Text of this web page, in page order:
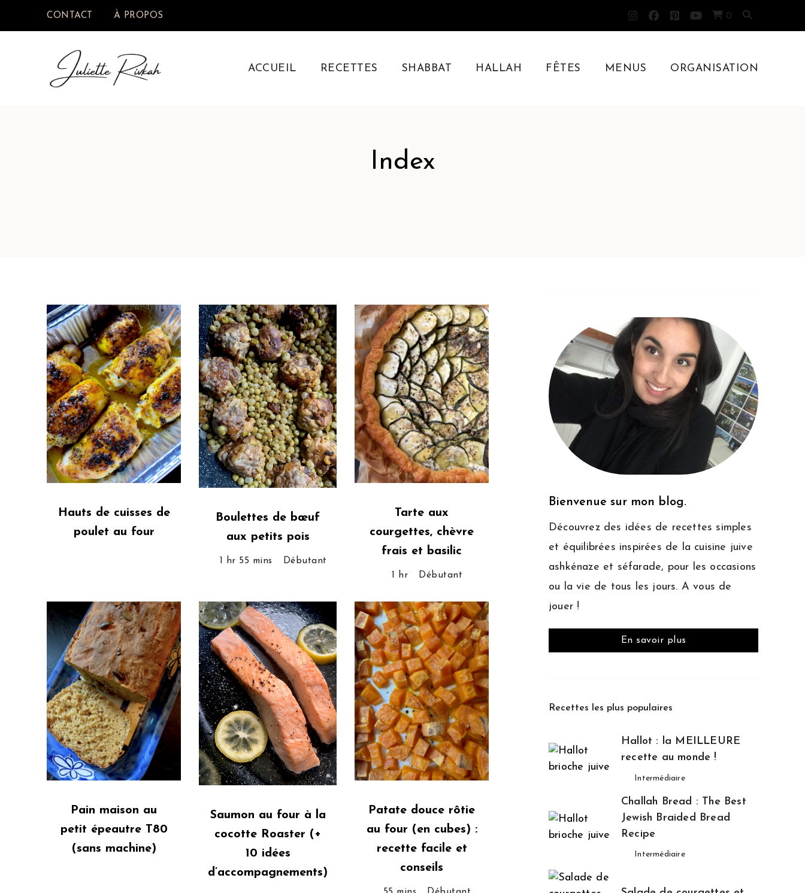
CONTACT À PROPOS 0
ACCUEIL RECETTES SHABBAT HALLAH FÊTES MENUS ORGANISATION
Index
Hauts de cuisses de
poulet au four
Boulettes de bœuf
aux petits pois
1 hr 55 mins Débutant
Tarte aux
courgettes, chèvre
frais et basilic
1 hr Débutant
Pain maison au
petit épeautre T80
(sans machine)
Saumon au four à la
cocotte Roaster (+
10 idées
d’accompagnements)
Patate douce rôtie
au four (en cubes) :
recette facile et
conseils
Bienvenue sur mon blog.
Découvrez des idées de recettes simples
et équilibrées inspirées de la cuisine juive
ashkénaze et séfarade, pour les occasions
ou la vie de tous les jours. A vous de
jouer !
En savoir plus
Recettes les plus populaires
Hallot : la MEILLEURE
recette au monde !
Intermédiaire
Challah Bread : The Best
Jewish Braided Bread
Recipe
Intermédiaire